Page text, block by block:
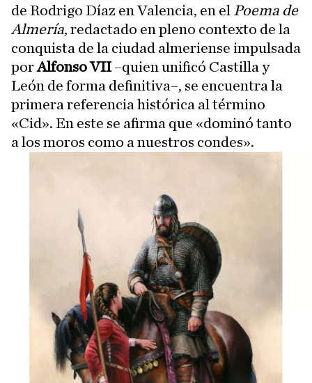
de Rodrigo Díaz en Valencia, en el Poema de
Almería, redactado en pleno contexto de la
conquista de la ciudad almeriense impulsada
porAlfonso VII–quien unificó Castilla y
León de forma definitiva–, se encuentra la
primera referencia histórica al término
«Cid». En este se afirma que «dominó tanto
a los moros como a nuestros condes».